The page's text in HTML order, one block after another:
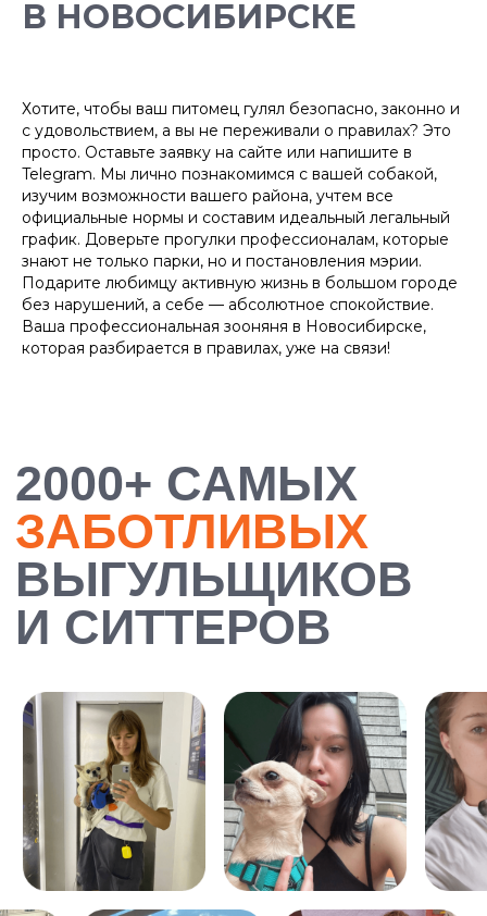
В НОВОСИБИРСКЕ
Хотите, чтобы ваш питомец гулял безопасно, законно и
с удовольствием, а вы не переживали о правилах? Это
просто. Оставьте заявку на сайте или напишите в
Telegram. Мы лично познакомимся с вашей собакой,
изучим возможности вашего района, учтем все
официальные нормы и составим идеальный легальный
график. Доверьте прогулки профессионалам, которые
знают не только парки, но и постановления мэрии.
Подарите любимцу активную жизнь в большом городе
без нарушений, а себе — абсолютное спокойствие.
Ваша профессиональная зооняня в Новосибирске,
которая разбирается в правилах, уже на связи!